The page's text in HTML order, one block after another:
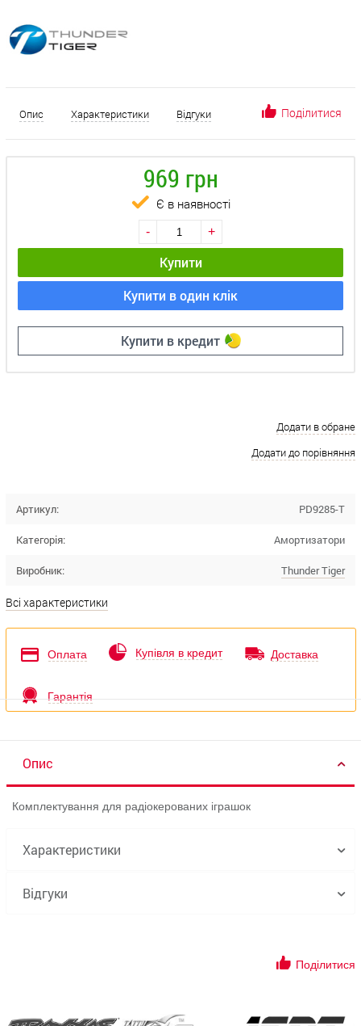
Опис Характеристики Відгуки Поділитися
969 грн
Є в наявності
- +
Купити
Купити в один клік
Купити в кредит
Додати в обране
Додати до порівняння
Артикул: PD9285-T
Категорія: Амортизатори
Виробник: Thunder Tiger
Всі характеристики
Оплата Купівля в кредит Доставка
Гарантія
Опис
Комплектування для радіокерованих іграшок
Характеристики
Відгуки
Поділитися